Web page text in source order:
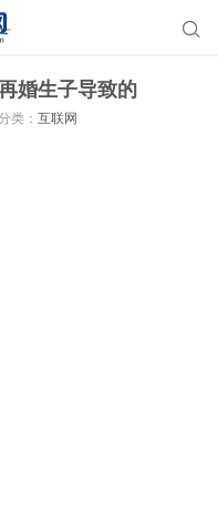

婚生子导致的
类： 互联网